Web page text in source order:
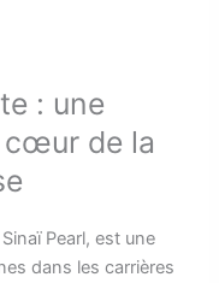
: une
cœur de la
Pearl, est une
dans les carrières